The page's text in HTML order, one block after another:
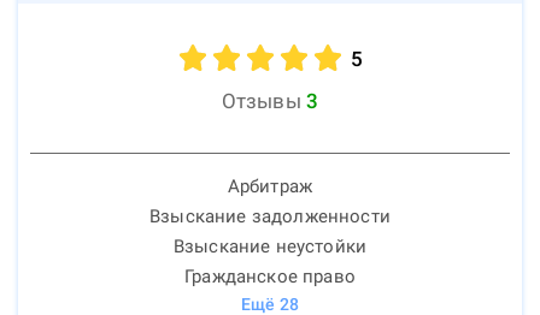
5
Отзывы 3
Арбитраж
Взыскание задолженности
Взыскание неустойки
Гражданское право
Ещё 28